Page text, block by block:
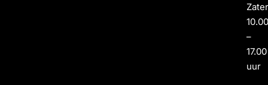
–
17.00
uur